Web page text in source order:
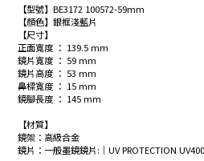
【型號】BE3172 100572-59mm
【顏色】銀框淺藍片
【尺寸】
正面寬度 ： 139.5 mm
鏡片寬度 ： 59 mm
鏡片高度 ： 53 mm
鼻樑寬度 ： 15 mm
鏡腳長度 ： 145 mm
【材質】
鏡架：高級合金
鏡片：一般墨鏡鏡片:│UV PROTECTION